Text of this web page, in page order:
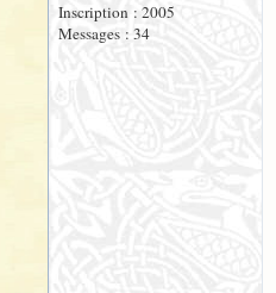
Inscription : 2005
Messages : 34